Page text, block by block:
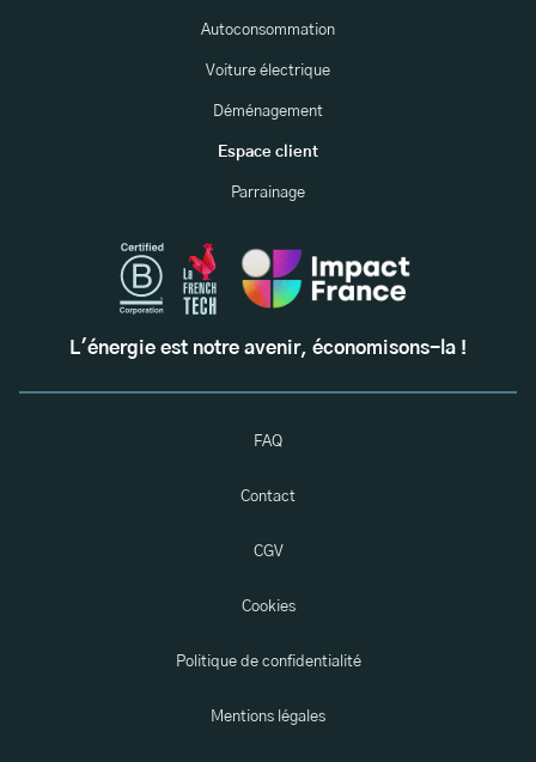
Autoconsommation
Voiture électrique
Déménagement
Espace client
Parrainage
L'énergie est notre avenir, économisons-la !
FAQ
Contact
CGV
Cookies
Politique de confidentialité
Mentions légales